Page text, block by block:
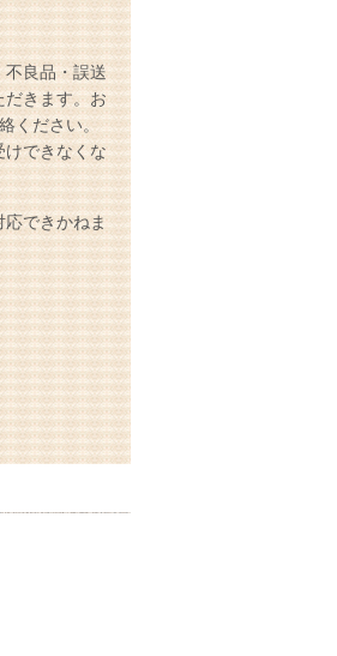
不良品・誤送
だきます。お
ください。
けできなくな
応できかねま